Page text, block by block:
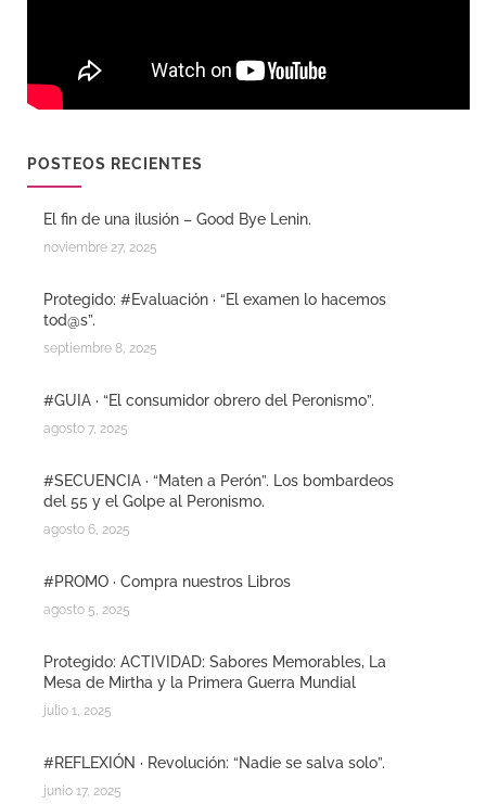
POSTEOS RECIENTES
El fin de una ilusión – Good Bye Lenin.
noviembre 27, 2025
Protegido: #Evaluación · “El examen lo hacemos
tod@s”.
septiembre 8, 2025
#GUIA · “El consumidor obrero del Peronismo”.
agosto 7, 2025
#SECUENCIA · “Maten a Perón”. Los bombardeos
del 55 y el Golpe al Peronismo.
agosto 6, 2025
#PROMO · Compra nuestros Libros
agosto 5, 2025
Protegido: ACTIVIDAD: Sabores Memorables, La
Mesa de Mirtha y la Primera Guerra Mundial
julio 1, 2025
#REFLEXIÓN · Revolución: “Nadie se salva solo”.
junio 17, 2025